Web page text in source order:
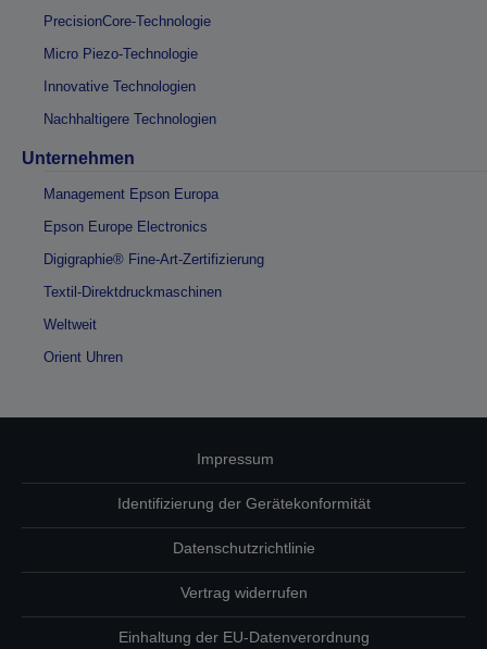
PrecisionCore-Technologie
Micro Piezo-Technologie
Innovative Technologien
Nachhaltigere Technologien
Unternehmen
Management Epson Europa
Epson Europe Electronics
Digigraphie® Fine-Art-Zertifizierung
Textil-Direktdruckmaschinen
Weltweit
Orient Uhren
Impressum
Identifizierung der Gerätekonformität
Datenschutzrichtlinie
Vertrag widerrufen
Einhaltung der EU-Datenverordnung